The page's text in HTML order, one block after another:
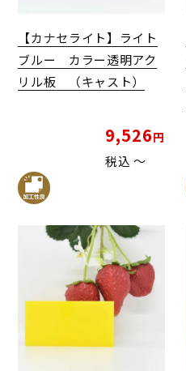
【カナセライト】ライト
ブルー カラー透明アク
リル板 （キャスト）
9,526
税込 〜